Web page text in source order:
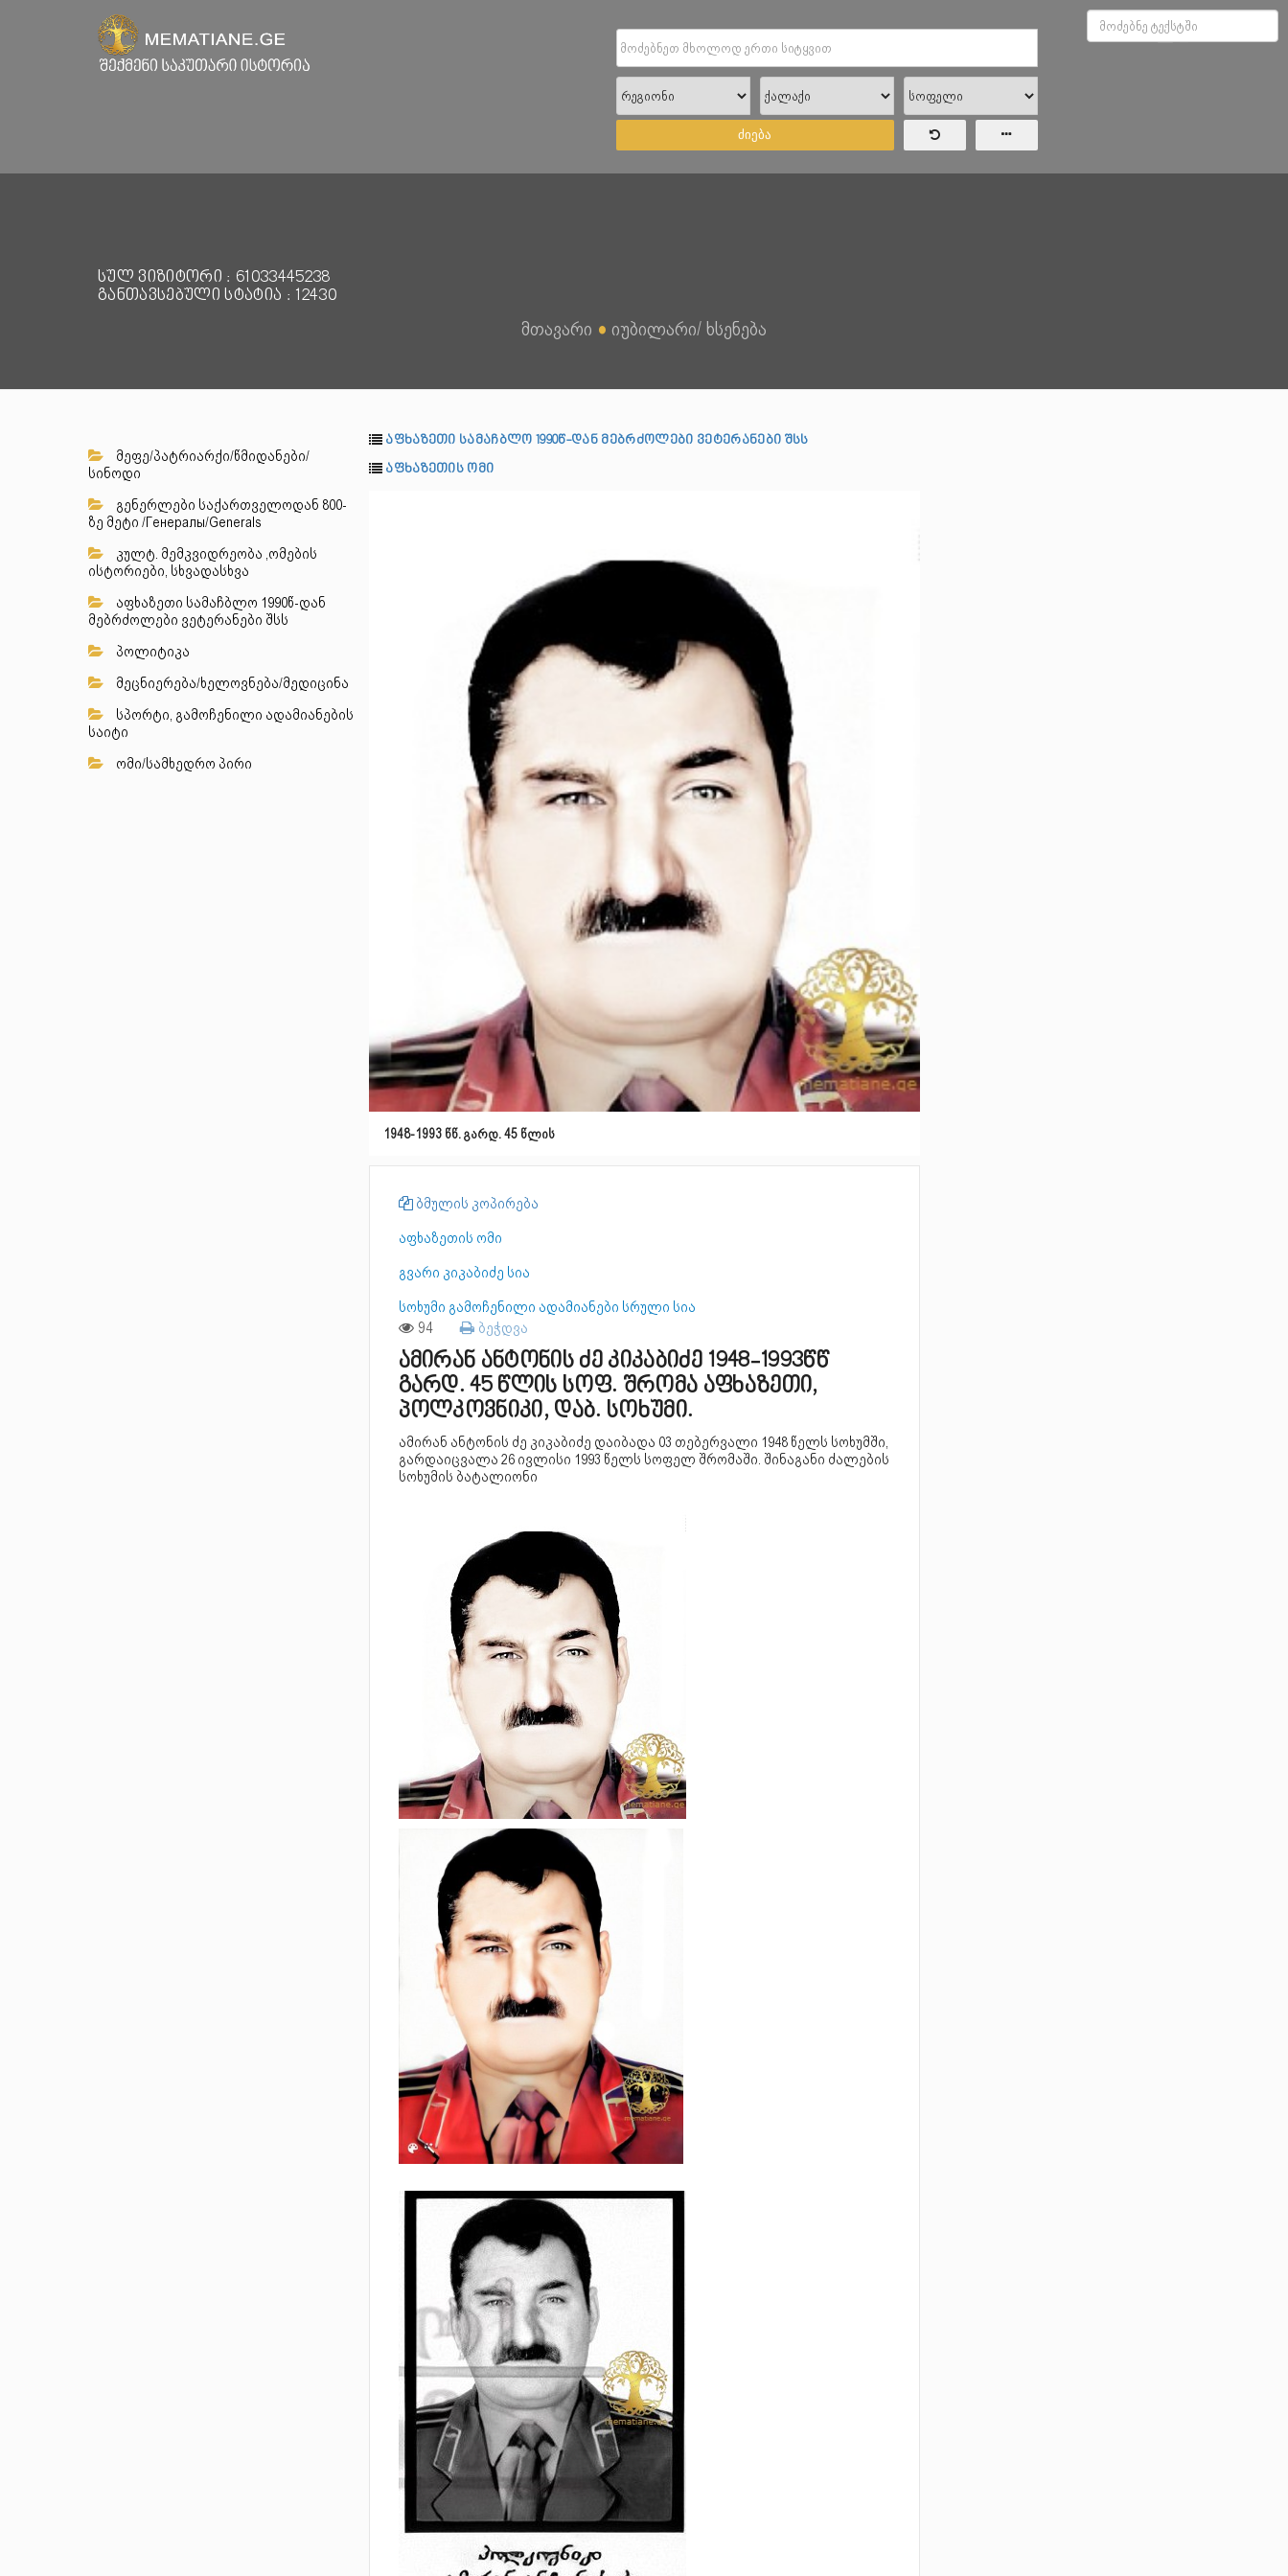
ძიება
სულ ვიზიტორი : 61033445238
განთავსებული სტატია : 12430
მთავარი ● იუბილარი/ ხსენება
მეფე/პატრიარქი/წმიდანები/
სინოდი
გენერლები საქართველოდან 800-
ზე მეტი /Генералы/Generals
კულტ. მემკვიდრეობა ,ომების
ისტორიები, სხვადასხვა
აფხაზეთი სამაჩბლო 1990წ-დან
მებრძოლები ვეტერანები შსს
პოლიტიკა
მეცნიერება/ხელოვნება/მედიცინა
სპორტი, გამოჩენილი ადამიანების
საიტი
ომი/სამხედრო პირი
აფხაზეთი სამაჩბლო 1990წ-დან მებრძოლები ვეტერანები შსს
აფხაზეთის ომი
1948-1993 წწ. გარდ. 45 წლის
ბმულის კოპირება
აფხაზეთის ომი
გვარი კიკაბიძე სია
სოხუმი გამოჩენილი ადამიანები სრული სია
94 ბეჭდვა
ამირან ანტონის ძე კიკაბიძე 1948-1993წწ
გარდ. 45 წლის სოფ. შრომა აფხაზეთი,
პოლკოვნიკი, დაბ. სოხუმი.
ამირან ანტონის ძე კიკაბიძე დაიბადა 03 თებერვალი 1948 წელს სოხუმში,
გარდაიცვალა 26 ივლისი 1993 წელს სოფელ შრომაში. შინაგანი ძალების
სოხუმის ბატალიონი